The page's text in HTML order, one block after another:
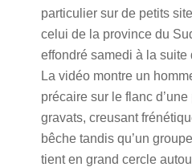
particulier sur de petits
celui de la province du
effondré samedi à la suite
La vidéo montre un
précaire sur le flanc
gravats, creusant
bêche tandis qu’un
tient en grand cercle